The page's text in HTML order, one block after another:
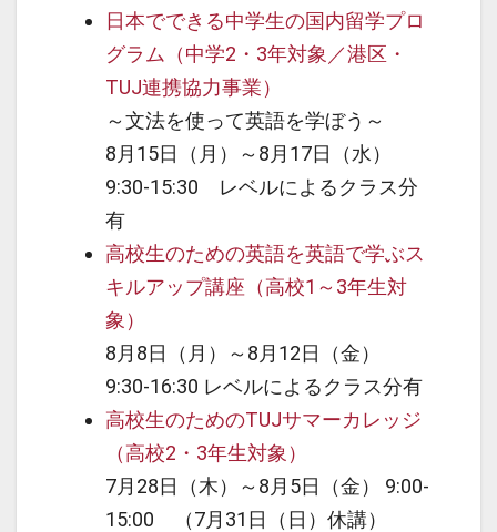
日本でできる中学生の国内留学プロ
グラム（中学2・3年対象／港区・
TUJ連携協力事業）
～文法を使って英語を学ぼう～
8月15日（月）～8月17日（水）
9:30-15:30 レベルによるクラス分
有
高校生のための英語を英語で学ぶス
キルアップ講座（高校1～3年生対
象）
8月8日（月）～8月12日（金）
9:30-16:30 レベルによるクラス分有
高校生のためのTUJサマーカレッジ
（高校2・3年生対象）
7月28日（木）～8月5日（金） 9:00-
15:00 （7月31日（日）休講）